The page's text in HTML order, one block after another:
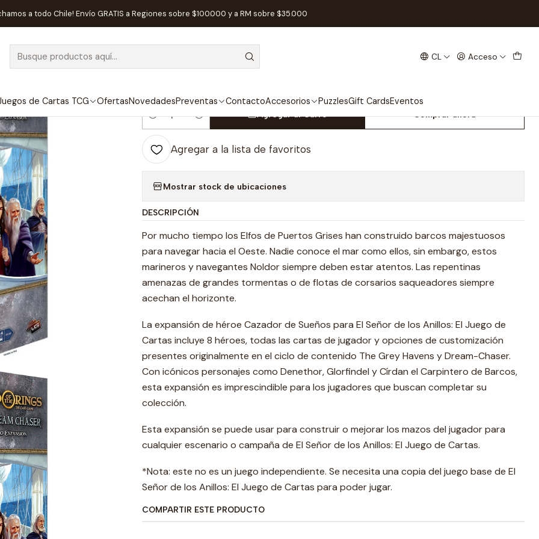
CL Acceso
de Cartas TCG OfertasNovedadesPreventas ContactoAccesorios PuzzlesGift CardsEventos
a todo Chile! Envío GRATIS a Regiones sobre $100.000 y a RM sobre $35.000
Fantasy Flight El Señor de los Anillos LCG: Cazador de Sueños Expansión de Héroes - Español
El Señor de los Anillos LCG: Cazador de
Cantidad
Agregar al Carro Comprar ahora
Agregar a la lista de favoritos
Mostrar stock de ubicaciones
DESCRIPCIÓN
Por mucho tiempo los Elfos de Puertos Grises han construido barcos majestuosos
para navegar hacia el Oeste. Nadie conoce el mar como ellos, sin embargo, estos
marineros y navegantes Noldor siempre deben estar atentos. Las repentinas
amenazas de grandes tormentas o de flotas de corsarios saqueadores siempre
acechan el horizonte.
La expansión de héroe Cazador de Sueños para El Señor de los Anillos: El Juego de
Cartas incluye 8 héroes, todas las cartas de jugador y opciones de customización
presentes originalmente en el ciclo de contenido The Grey Havens y Dream-Chaser.
Con icónicos personajes como Denethor, Glorfindel y Círdan el Carpintero de Barcos,
esta expansión es imprescindible para los jugadores que buscan completar su
colección.
Esta expansión se puede usar para construir o mejorar los mazos del jugador para
cualquier escenario o campaña de El Señor de los Anillos: El Juego de Cartas.
*Nota: este no es un juego independiente. Se necesita una copia del juego base de El
Señor de los Anillos: El Juego de Cartas para poder jugar.
COMPARTIR ESTE PRODUCTO